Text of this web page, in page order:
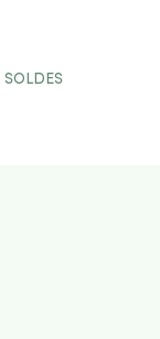
SOLDES